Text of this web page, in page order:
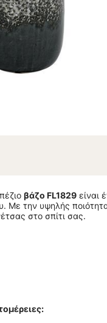
βάζο FL1829 είναι
Με την υψηλής
στο σπίτι σας.